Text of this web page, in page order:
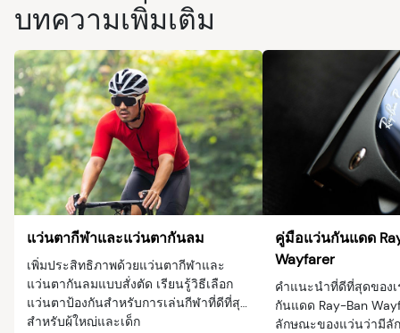
บทความเพิ่มเติม
แว่นตากีฬาและแว่นตากันลม
เพิ่มประสิทธิภาพด้วยแว่นตากีฬาและ
แว่นตากันลมแบบสั่งตัด เรียนรู้วิธีเลือก
แว่นตาป้องกันสำหรับการเล่นกีฬาที่ดีที่สุด
สำหรับผู้ใหญ่และเด็ก
คู่มือแว่นกันแดด
Wayfarer
คำแนะนำที่ดีที่สุดของเ
กันแดด Ray-Ban
ลักษณะของแว่นว่ามีลั